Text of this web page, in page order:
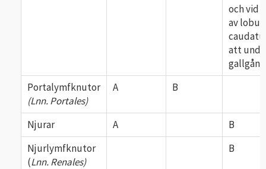
och vid
av lobus
att
Portalymfknutor
(Lnn. Portales)
A B
Njurar A
B
Njurlymfknutor
(Lnn. Renales)
B